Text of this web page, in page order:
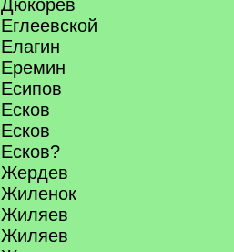
Дюкорев
Еглеевской
Елагин
Еремин
Есипов
Есков
Есков
Есков?
Жердев
Жиленок
Жиляев
Жиляев